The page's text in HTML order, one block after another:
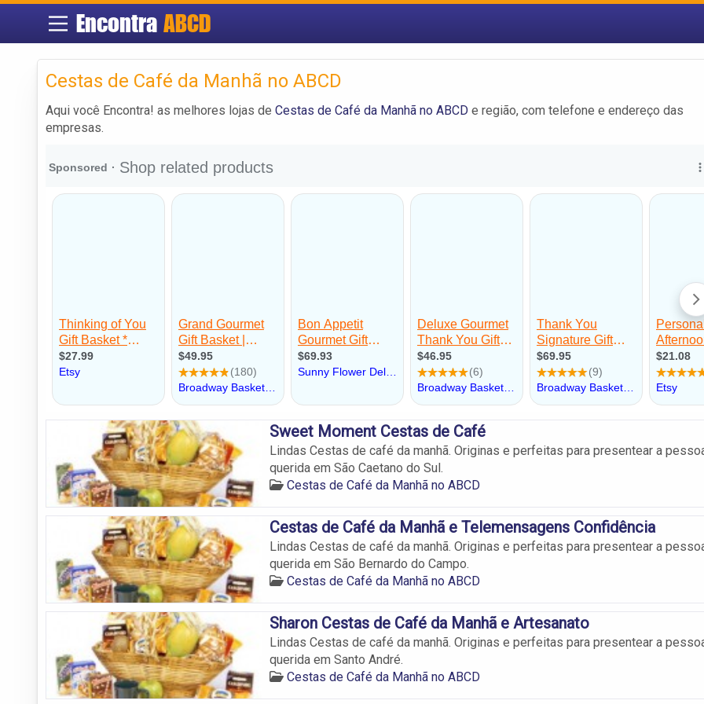
Encontra ABCD
Cestas de Café da Manhã no ABCD
Aqui você Encontra! as melhores lojas de Cestas de Café da Manhã no ABCD e região, com telefone e endereço das
empresas.
Sweet Moment Cestas de Café
Lindas Cestas de café da manhã. Originas e perfeitas para presentear a
querida em São Caetano do Sul.
Cestas de Café da Manhã no ABCD
Cestas de Café da Manhã e Telemensagens Confidência
Lindas Cestas de café da manhã. Originas e perfeitas para presentear a
querida em São Bernardo do Campo.
Cestas de Café da Manhã no ABCD
Sharon Cestas de Café da Manhã e Artesanato
Lindas Cestas de café da manhã. Originas e perfeitas para presentear a
querida em Santo André.
Cestas de Café da Manhã no ABCD